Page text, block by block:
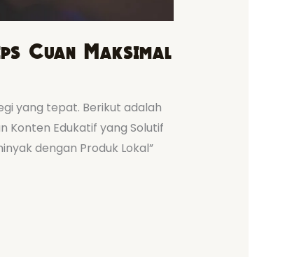
Cuan Maksimal
yang tepat. Berikut adalah
Konten Edukatif yang Solutif
dengan Produk Lokal”